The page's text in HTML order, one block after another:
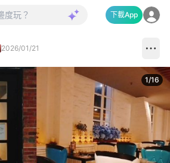
下載App
2026/01/21
1/16